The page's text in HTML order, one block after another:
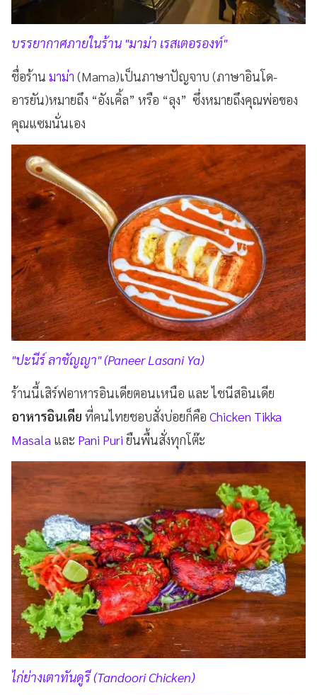
บรรยากาศภายในร้าน "มาม่า เรสเตอรองท์"
ชื่อร้าน มาม่า (Mama)เป็นภาษาปัญจาบ (ภาษาอินโด-
อารยัน)หมายถึง “อังเคิ้ล” หรือ “ลุง” ซึ่งหมายถึงคุณพ่อของ
คุณแซมนั่นเอง
"ปะนีร์ ลาชัญญา" (Paneer Lasani Ya)
ร้านนี้เสิร์ฟอาหารอินเดียตอนเหนือ และ ไชนีสอินเดีย
อาหารอินเดีย ที่คนไทยชอบสั่งบ่อยก็คือ Chicken Tikka
Masala และ Pani Puri ยืนพื้นสั่งทุกโต๊ะ
ไก่ย่างเตาทันดูรี (Tandoori Chicken)